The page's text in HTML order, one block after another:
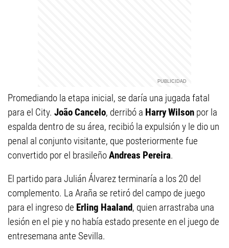
Promediando la etapa inicial, se daría una jugada fatal
para el City. João Cancelo, derribó a Harry Wilson por la
espalda dentro de su área, recibió la expulsión y le dio un
penal al conjunto visitante, que posteriormente fue
convertido por el brasileñoAndreas Pereira.
El partido para Julián Álvarez terminaría a los 20 del
complemento. La Araña se retiró del campo de juego
para el ingreso de Erling Haaland, quien arrastraba una
lesión en el pie y no había estado presente en el juego de
entresemana ante Sevilla.